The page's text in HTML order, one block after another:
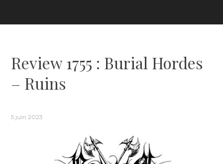
Review 1755 : Burial Hordes
– Ruins
5 juin 2023